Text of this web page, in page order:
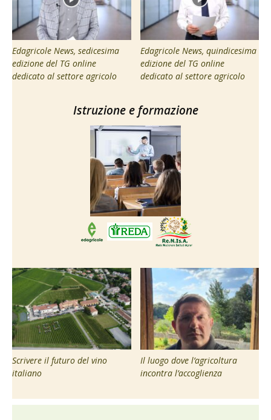
Edagricole News, sedicesima
edizione del TG online
dedicato al settore agricolo
Edagricole News, quindicesima
edizione del TG online
dedicato al settore agricolo
Istruzione e formazione
Scrivere il futuro del vino
italiano
Il luogo dove l’agricoltura
incontra l’accoglienza